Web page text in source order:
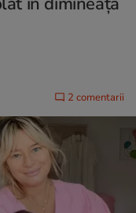
2 comentarii